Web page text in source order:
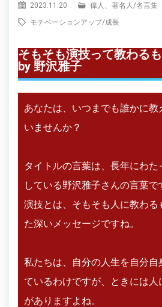
2023.11.20 偉人、著名人 /名言集
モチベーションアップ/成長
そもそも演技って教わるも
by 野沢雅子
あなたは、いつまでも誰かに教
いませんか？
タイトルの言葉は、長年にわ
している野沢雅子さんの言葉で
演技とは、そもそも人に教わ
た深いメッセージですね。
私たちは、自分の人生を自分自
ているわけですが、ときには人
がありますよね。